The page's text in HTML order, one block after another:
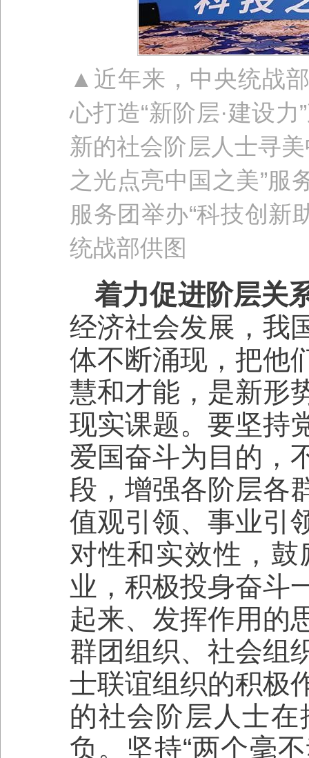
▲近年来，中央统战
心打造“新阶层·建设
新的社会阶层人士寻
之光点亮中 国之美”服
服务团举办“科技创新
统战部供图
着力促进阶层关
经济社会发展，我
体不断涌现，把他
慧和才能，是新形
现实课题。要坚持
爱国奋斗为目的，
段，增强各阶层各
值观引领、事业引
对性和实效性，
业，积极投身奋斗
起来、发挥作用的
群团组织、社会组
士联谊组织的积极
的社会阶层人士
负。坚持“两个毫